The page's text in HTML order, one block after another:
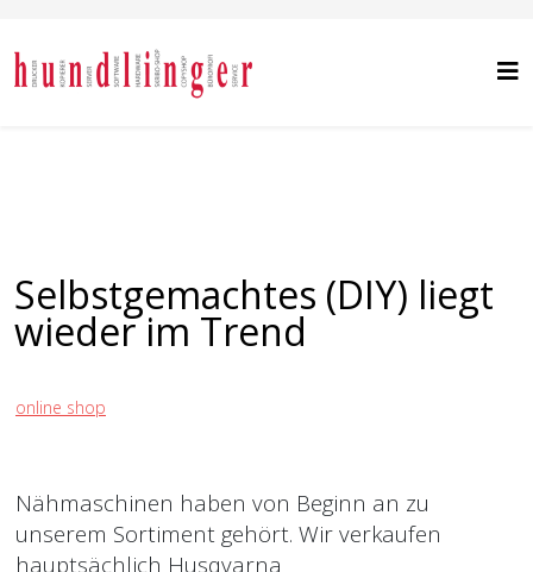
Selbstgemachtes (DIY) liegt
wieder im Trend
online shop
Nähmaschinen haben von Beginn an zu
unserem Sortiment gehört. Wir verkaufen
hauptsächlich Husqvarna